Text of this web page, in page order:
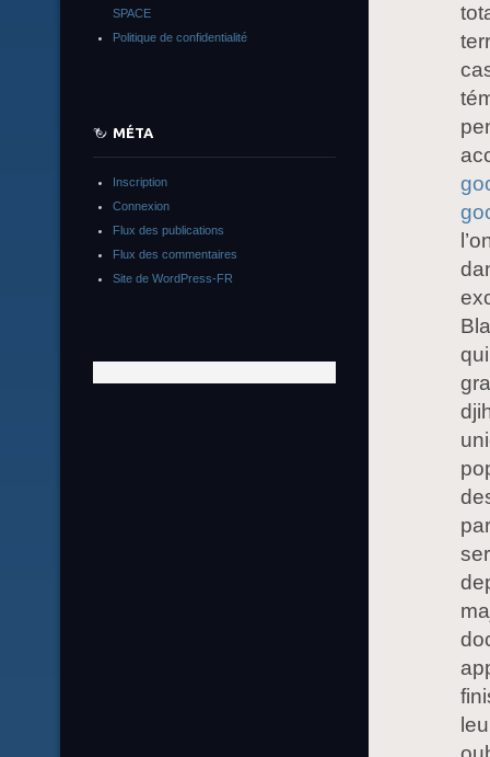
SPACE
Politique de confidentialité
MÉTA
Inscription
Connexion
Flux des publications
Flux des commentaires
Site de WordPress-FR